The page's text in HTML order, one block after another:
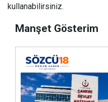
kullanabilirsiniz.
Manşet Gösterim